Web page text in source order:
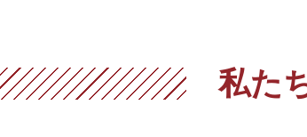
私た